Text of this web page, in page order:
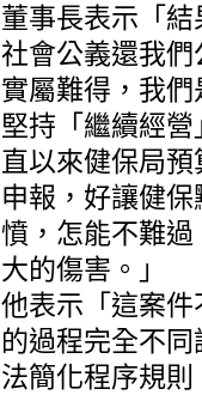
董事長表示「
社會公義還我
實屬難得，我
堅持「繼續經
直以來健保局
申報，好讓健
憤，怎能不難
大的傷害。」
他表示「這案
的過程完全不
法簡化程序規